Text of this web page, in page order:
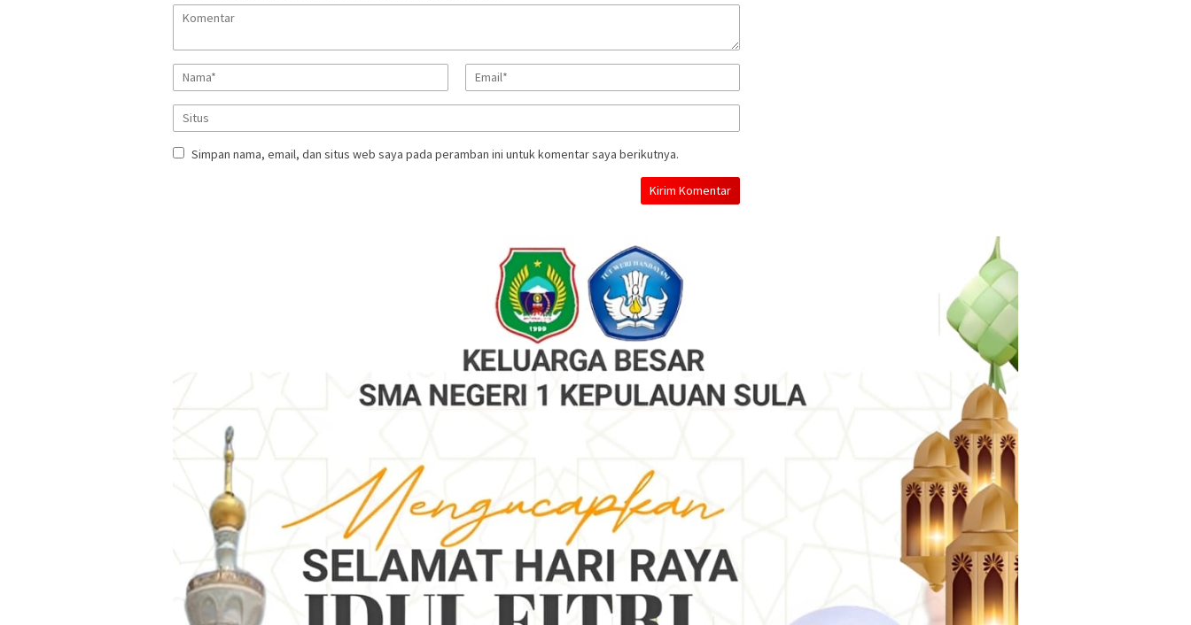
Simpan nama, email, dan situs web saya pada peramban ini untuk komentar saya berikutnya.